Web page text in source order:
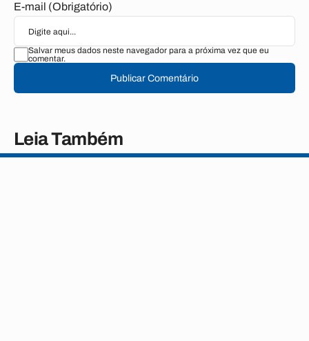
E-mail (Obrigatório)
Salvar meus dados neste navegador para a próxima vez que eu
comentar.
Publicar Comentário
Leia Também